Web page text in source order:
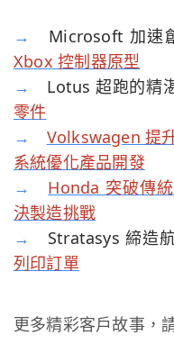
→ Microsoft 加速
Xbox 控制器原型
→ Lotus 超跑的精
零件
→ Volkswagen 提
系統優化產品開發
→ Honda 突破傳
決製造挑戰
→ Stratasys 締造
列印訂單
更多精彩客戶故事，